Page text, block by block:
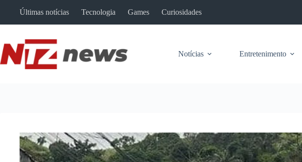
Últimas notícias Tecnologia Games Curiosidades
Notícias Entretenimento